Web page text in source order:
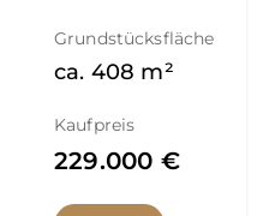
Grundstücksfläche
ca. 408 m²
Kaufpreis
229.000 €